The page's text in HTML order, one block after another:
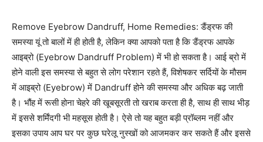
Remove Eyebrow Dandruff, Home Remedies: डैंड्रफ की
समस्या यूं तो बालों में ही होती है, लेकिन क्या आपको पता है कि डैंड्रफ आपके
आइब्रो (Eyebrow Dandruff Problem) में भी हो सकता है। आई ब्रो में
होने वाली इस समस्या से बहुत से लोग परेशान रहते हैं, विशेषकर सर्दियों के मौसम
में आइब्रो (Eyebrow) में Dandruff होने की समस्या और अधिक बढ़ जाती
है। भौंह में रूसी होना चेहरे की खूबसूरती तो खराब करता ही है, साथ ही साथ भीड़
में इससे शर्मिंदगी भी महसूस होती है। ऐसे तो यह बहुत बड़ी प्रॉब्लम नहीं और
इसका उपाय आप घर पर कुछ घरेलू नुस्खों को आजमकर कर सकते हैं और इससे